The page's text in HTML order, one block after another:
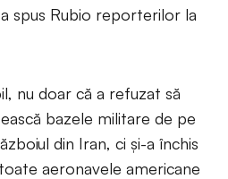
spus Rubio reporterilor la
nu doar că a refuzat să
bazele militare de pe
din Iran, ci și-a închis
aeronavele americane